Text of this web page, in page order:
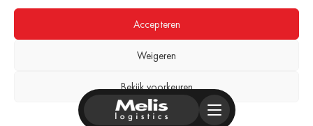
Accepteren
Weigeren
Bekijk voorkeuren
CookiebeleidPrivacyverklaring Impressum
Content & Design by Plan B Digital